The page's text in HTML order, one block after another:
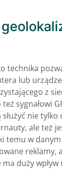
technika
lub
z
sygnałowi
nie tylko
ale też
temu w
reklamy,
duży